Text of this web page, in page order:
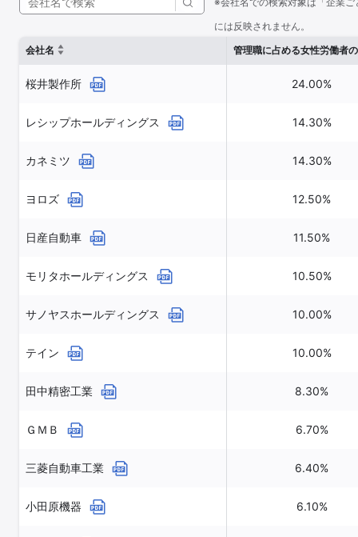
には反映されません。
会社名
管理職に占める女性労働者
桜井製作所 24.00%
レシップホールディングス 14.30%
カネミツ 14.30%
ヨロズ 12.50%
日産自動車 11.50%
モリタホールディングス 10.50%
サノヤスホールディングス 10.00%
テイン 10.00%
田中精密工業 8.30%
ＧＭＢ 6.70%
三菱自動車工業 6.40%
小田原機器 6.10%